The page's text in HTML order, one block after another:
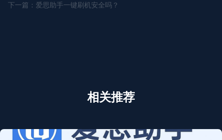
下一篇：爱思助手一键刷机安全吗？
相关推荐